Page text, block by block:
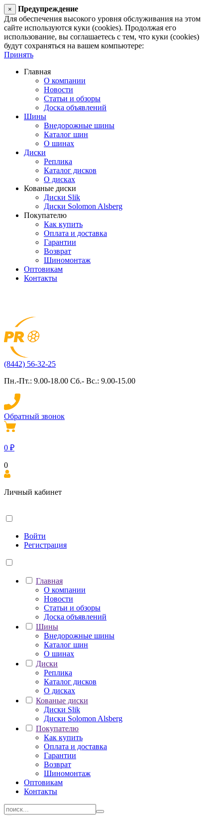
×
Предупреждение
Для обеспечения высокого уровня обслуживания на этом
сайте используются куки (cookies). Продолжая его
использование, вы соглашаетесь с тем, что куки (cookies)
будут сохраняться на вашем компьютере:
Принять
Главная
О компании
Новости
Статьи и обзоры
Доска объявлений
Шины
Внедорожные шины
Каталог шин
О шинах
Диски
Реплика
Каталог дисков
О дисках
Кованые диски
Диски Slik
Диски Solomon Alsberg
Покупателю
Как купить
Оплата и доставка
Гарантии
Возврат
Шиномонтаж
Оптовикам
Контакты
(8442) 56-32-25
Пн.-Пт.: 9.00-18.00 Сб.- Вс.: 9.00-15.00
Обратный звонок
0 ₽
0
Личный кабинет
Войти
Регистрация
Главная
О компании
Новости
Статьи и обзоры
Доска объявлений
Шины
Внедорожные шины
Каталог шин
О шинах
Диски
Реплика
Каталог дисков
О дисках
Кованые диски
Диски Slik
Диски Solomon Alsberg
Покупателю
Как купить
Оплата и доставка
Гарантии
Возврат
Шиномонтаж
Оптовикам
Контакты